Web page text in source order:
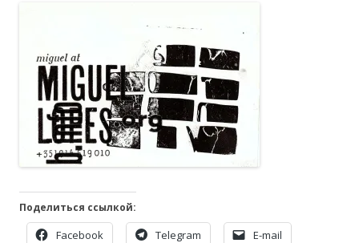
Поделиться ссылкой:
Facebook Telegram E-mail